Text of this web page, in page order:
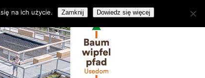
na ich użycie. Zamknij Dowiedz się więcej